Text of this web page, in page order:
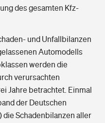
des gesamten Kfz-
und Unfallbilanzen
Automodells
werden die
verursachten
Jahre betrachtet. Einmal
der Deutschen
Schadenbilanzen aller